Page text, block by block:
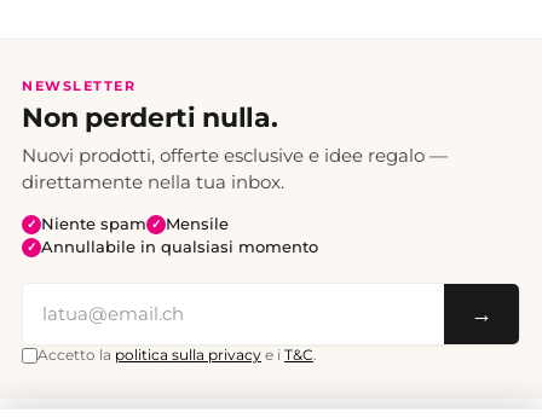
NEWSLETTER
Non perderti nulla.
Nuovi prodotti, offerte esclusive e idee regalo —
direttamente nella tua inbox.
✓ Niente spam ✓ Mensile
✓ Annullabile in qualsiasi momento
→
Accetto la politica sulla privacy e i T&C.